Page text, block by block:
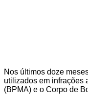
Nos últimos doze
utilizados em infrações
(BPMA) e o Corpo de